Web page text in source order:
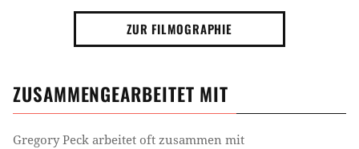
ZUR FILMOGRAPHIE
ZUSAMMENGEARBEITET MIT
Gregory Peck arbeitet oft zusammen mit